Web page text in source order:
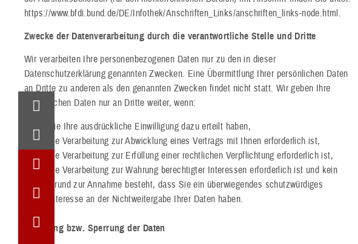
https://www.bfdi.bund.de/DE/Infothek/Anschriften_Links/anschriften_links-node.html.
Zwecke der Datenverarbeitung durch die verantwortliche Stelle und Dritte
Wir verarbeiten Ihre personenbezogenen Daten nur zu den in dieser
Datenschutzerklärung genannten Zwecken. Eine Übermittlung Ihrer persönlichen Daten
an Dritte zu anderen als den genannten Zwecken findet nicht statt. Wir geben Ihre
persönlichen Daten nur an Dritte weiter, wenn:
Sie Ihre ausdrückliche Einwilligung dazu erteilt haben,
die Verarbeitung zur Abwicklung eines Vertrags mit Ihnen erforderlich ist,
die Verarbeitung zur Erfüllung einer rechtlichen Verpflichtung erforderlich ist,
die Verarbeitung zur Wahrung berechtigter Interessen erforderlich ist und kein
Grund zur Annahme besteht, dass Sie ein überwiegendes schutzwürdiges
Interesse an der Nichtweitergabe Ihrer Daten haben.
Löschung bzw. Sperrung der Daten